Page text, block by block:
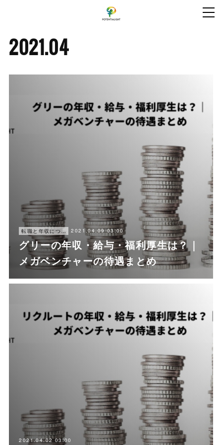
2021.04
転職と年収について 2021.04.09 03:00
グリーの年収・給与・福利厚生は？｜
メガベンチャーの待遇まとめ
2021.04.02 03:00